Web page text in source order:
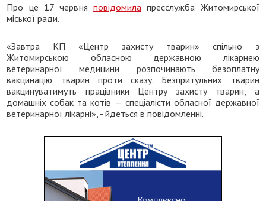
Про це 17 червня повідомила пресслужба Житомирської
міської ради.
«Завтра КП «Центр захисту тварин» спільно з
Житомирською обласною державною лікарнею
ветеринарної медицини розпочинають безоплатну
вакцинацію тварин проти сказу. Безпритульних тварин
вакцинуватимуть працівники Центру захисту тварин, а
домашніх собак та котів — спеціалісти обласної державної
ветеринарної лікарні», - йдеться в повідомленні.